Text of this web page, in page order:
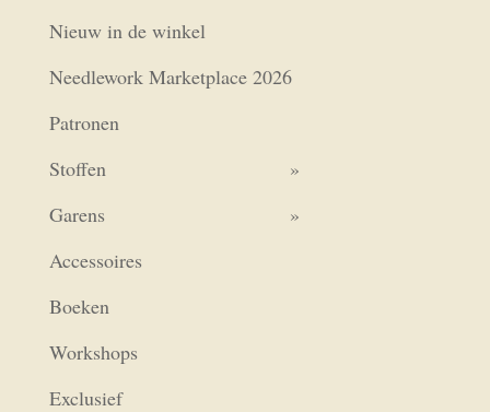
Nieuw in de winkel
Needlework Marketplace 2026
Patronen
Stoffen
Garens
Accessoires
Boeken
Workshops
Exclusief